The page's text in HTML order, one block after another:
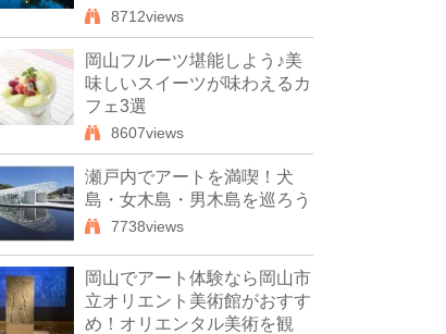
8712views
岡山フルーツ堪能しよう♪美
味しいスイーツが味わえるカ
フェ3選
8607views
瀬戸内でアートを満喫！犬
島・女木島・男木島を巡ろう
7738views
岡山でアート体験なら岡山市
立オリエント美術館がおすす
め！オリエンタル美術を観